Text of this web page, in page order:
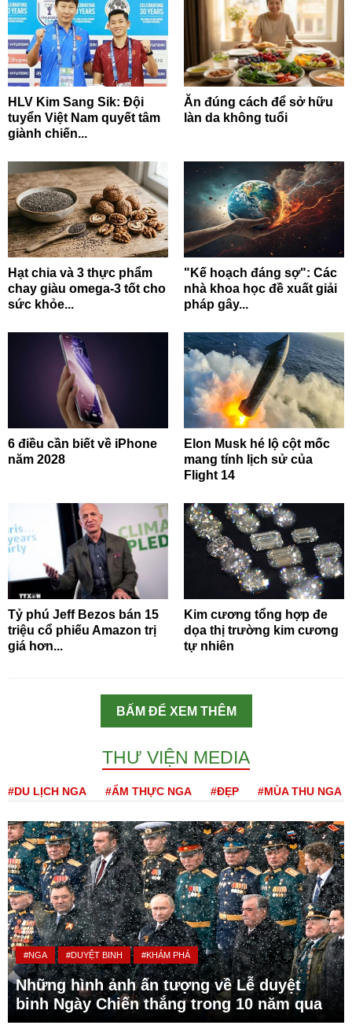
HLV Kim Sang Sik: Đội
tuyển Việt Nam quyết tâm
giành chiến...
Ăn đúng cách để sở hữu
làn da không tuổi
Hạt chia và 3 thực phẩm
chay giàu omega-3 tốt cho
sức khỏe...
"Kế hoạch đáng sợ": Các
nhà khoa học đề xuất giải
pháp gây...
6 điều cần biết về iPhone
năm 2028
Elon Musk hé lộ cột mốc
mang tính lịch sử của
Flight 14
Tỷ phú Jeff Bezos bán 15
triệu cổ phiếu Amazon trị
giá hơn...
Kim cương tổng hợp đe
dọa thị trường kim cương
tự nhiên
BẤM ĐỂ XEM THÊM
THƯ VIỆN MEDIA
#DU LỊCH NGA #ẨM THỰC NGA #ĐẸP #MÙA THU NGA
#NGA #DUYỆT BINH #KHÁM PHÁ
Những hình ảnh ấn tượng về Lễ duyệt
binh Ngày Chiến thắng trong 10 năm qua